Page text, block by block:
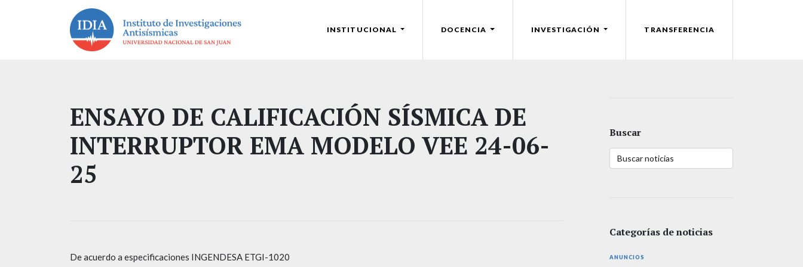
INSTITUCIONAL DOCENCIA INVESTIGACIÓN TRANSFERENCIA
ENSAYO DE CALIFICACIÓN SÍSMICA DE
INTERRUPTOR EMA MODELO VEE 24-06-
25
De acuerdo a especificaciones INGENDESA ETGI-1020
Buscar
Categorías de noticias
ANUNCIOS